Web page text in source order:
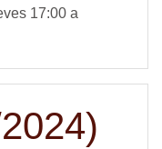
17:00 a